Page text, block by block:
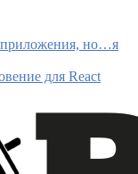
приложения, но…я
для React